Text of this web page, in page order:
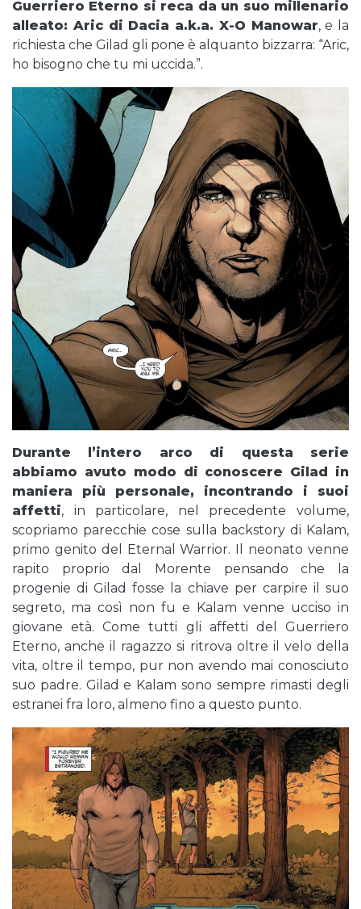
Guerriero Eterno si reca da un suo millenario
alleato: Aric di Dacia a.k.a. X-O Manowar, e la
richiesta che Gilad gli pone è alquanto bizzarra: “Aric,
ho bisogno che tu mi uccida.”.
Durante l’intero arco di questa serie
abbiamo avuto modo di conoscere Gilad in
maniera più personale, incontrando i suoi
affetti, in particolare, nel precedente volume,
scopriamo parecchie cose sulla backstory di Kalam,
primo genito del Eternal Warrior. Il neonato venne
rapito proprio dal Morente pensando che la
progenie di Gilad fosse la chiave per carpire il suo
segreto, ma così non fu e Kalam venne ucciso in
giovane età. Come tutti gli affetti del Guerriero
Eterno, anche il ragazzo si ritrova oltre il velo della
vita, oltre il tempo, pur non avendo mai conosciuto
suo padre. Gilad e Kalam sono sempre rimasti degli
estranei fra loro, almeno fino a questo punto.